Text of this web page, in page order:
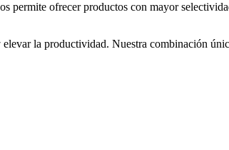
permite ofrecer productos con mayor
la productividad. Nuestra combinación